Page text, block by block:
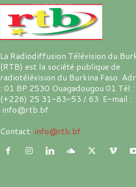
La Radiodiffusion Télévision du
(RTB) est la société publique de
radiotélévision du Burkina Faso.
: 01 BP 2530 Ouagadougou 01 Tél :
(+226) 25 31-83-53 / 63 E-mail :
info@rtb.bf
Contact: info@rtb.bf